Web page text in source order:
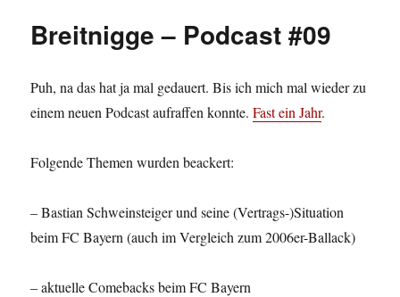
Breitnigge – Podcast #09
Puh, na das hat ja mal gedauert. Bis ich mich mal wieder zu
einem neuen Podcast aufraffen konnte.Fast ein Jahr.
Folgende Themen wurden beackert:
– Bastian Schweinsteiger und seine (Vertrags-)Situation
beim FC Bayern (auch im Vergleich zum 2006er-Ballack)
– aktuelle Comebacks beim FC Bayern